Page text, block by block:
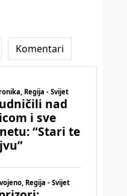
Komentari